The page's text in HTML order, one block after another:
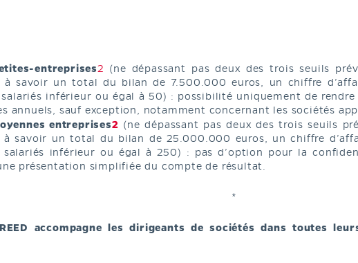
entreprises2 (ne dépassant pas deux des trois seuils
à savoir un total du bilan de 7.500.000 euros, un chiffre
inférieur ou égal à 50) : possibilité uniquement de
annuels, sauf exception, notamment concernant les sociétés
entreprises2 (ne dépassant pas deux des trois seuils
à savoir un total du bilan de 25.000.000 euros, un chiffre
salariés inférieur ou égal à 250) : pas d’option pour la
présentation simplifiée du compte de résultat.
*
accompagne les dirigeants de sociétés dans toutes